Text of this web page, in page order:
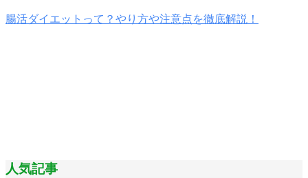
腸活ダイエットって？やり方や注意点を徹底解説！
人気記事